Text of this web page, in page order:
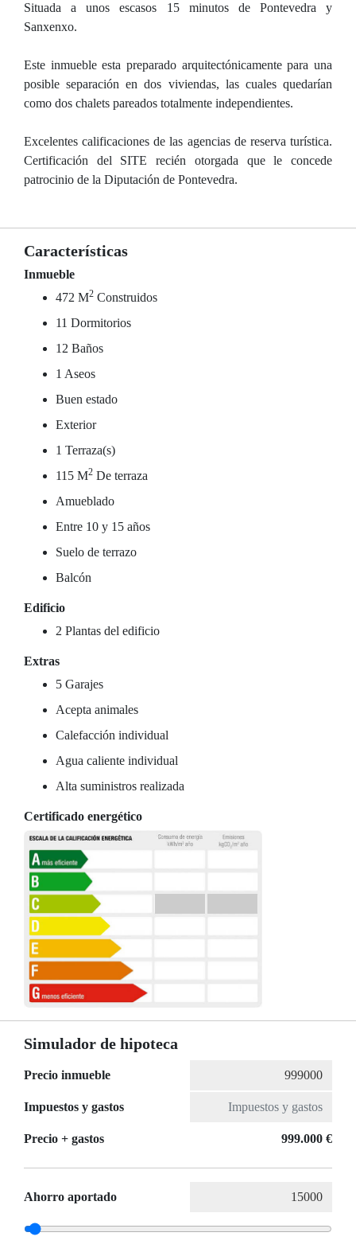
Situada a unos escasos 15 minutos de Pontevedra y
Sanxenxo.
Este inmueble esta preparado arquitectónicamente para una
posible separación en dos viviendas, las cuales quedarían
como dos chalets pareados totalmente independientes.
Excelentes calificaciones de las agencias de reserva turística.
Certificación del SITE recién otorgada que le concede
patrocinio de la Diputación de Pontevedra.
Características
Inmueble
472 M2 Construidos
11 Dormitorios
12 Baños
1 Aseos
Buen estado
Exterior
1 Terraza(s)
115 M2 De terraza
Amueblado
Entre 10 y 15 años
Suelo de terrazo
Balcón
Edificio
2 Plantas del edificio
Extras
5 Garajes
Acepta animales
Calefacción individual
Agua caliente individual
Alta suministros realizada
Certificado energético
Simulador de hipoteca
Precio inmueble
Impuestos y gastos
Precio + gastos 999.000 €
Ahorro aportado